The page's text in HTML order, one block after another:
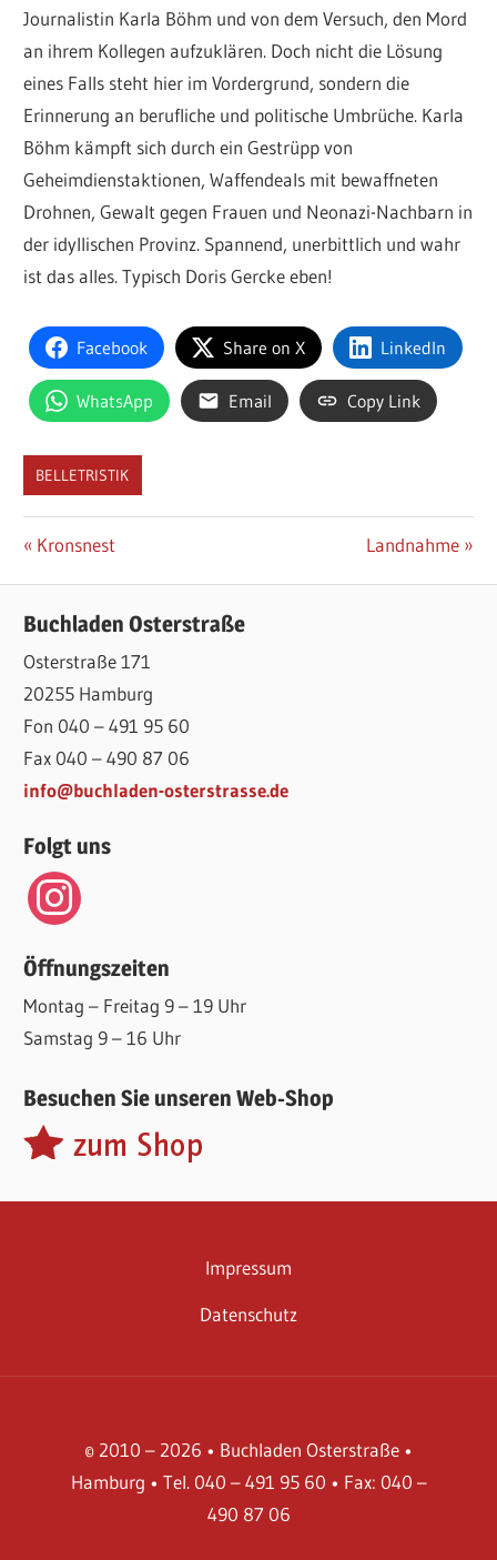
Journalistin Karla Böhm und von dem Versuch, den Mord
an ihrem Kollegen aufzuklären. Doch nicht die Lösung
eines Falls steht hier im Vordergrund, sondern die
Erinnerung an berufliche und politische Umbrüche. Karla
Böhm kämpft sich durch ein Gestrüpp von
Geheimdienstaktionen, Waffendeals mit bewaffneten
Drohnen, Gewalt gegen Frauen und Neonazi-Nachbarn in
der idyllischen Provinz. Spannend, unerbittlich und wahr
ist das alles. Typisch Doris Gercke eben!
Facebook Share on X LinkedIn
WhatsApp Email Copy Link
BELLETRISTIK
Beitragsnavigation
Vorheriger
Kronsnest
Nächster
Landnahme
Buchladen Osterstraße
Osterstraße 171
20255 Hamburg
Fon 040 – 491 95 60
Fax 040 – 490 87 06
info@buchladen-osterstrasse.de
Folgt uns
instagram
Öffnungszeiten
Montag – Freitag 9 – 19 Uhr
Samstag 9 – 16 Uhr
Besuchen Sie unseren Web-Shop
Impressum
Datenschutz
© 2010 – 2026 • Buchladen Osterstraße •
Hamburg • Tel. 040 – 491 95 60 • Fax: 040 –
490 87 06